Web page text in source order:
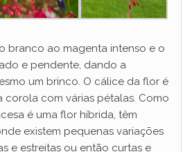
branco ao magenta intenso e o
e pendente, dando a
um brinco. O cálice da flor é
corola com várias pétalas. Como
é uma flor híbrida, têm
existem pequenas variações
e estreitas ou então curtas e